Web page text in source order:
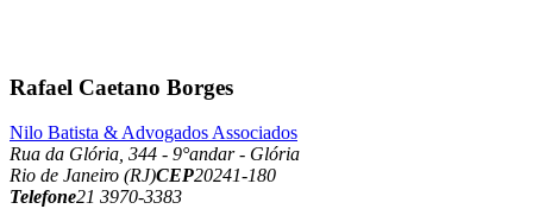
Rafael Caetano Borges
Nilo Batista & Advogados Associados
Rua da Glória, 344 - 9°andar - Glória
Rio de Janeiro (RJ)CEP20241-180
Telefone21 3970-3383